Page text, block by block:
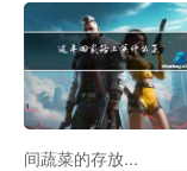
间蔬菜的存放...